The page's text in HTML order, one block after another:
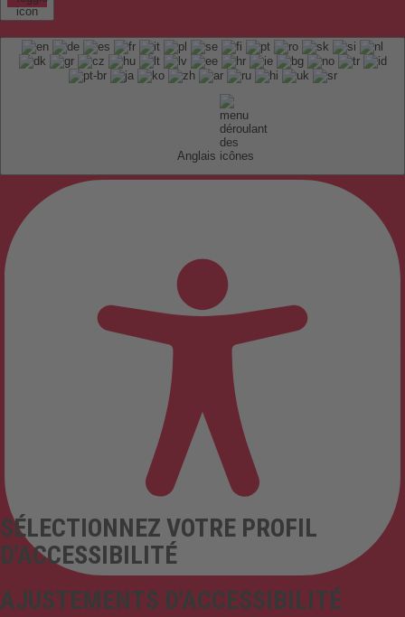
Anglais
AJUSTEMENTS D'ACCESSIBILITÉ
SÉLECTIONNEZ VOTRE PROFIL
D'ACCESSIBILITÉ